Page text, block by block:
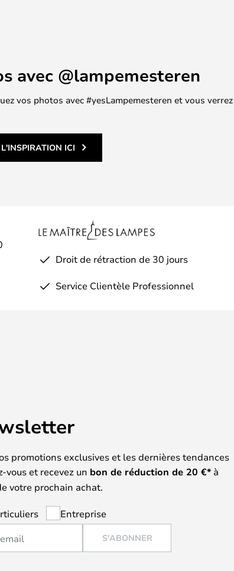
avec @lampemesteren
vos photos avec #yesLampemesteren et vous
ICI
Droit de rétraction de 30 jours
Service Clientèle Professionnel
promotions exclusives et les dernières tendances
vous et recevez un bon de réduction de 20 €* à
votre prochain achat.
Entreprise
S'ABONNER